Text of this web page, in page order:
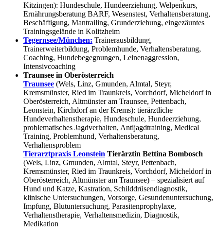
Kitzingen): Hundeschule, Hundeerziehung, Welpenkurs,
Ernährungsberatung BARF, Wesenstest, Verhaltensberatung,
Beschäftigung, Mantrailing, Grunderziehung, eingezäuntes
Trainingsgelände in Kolitzheim
Tegernsee/München: Trainerausbildung,
Trainerweiterbildung, Problemhunde, Verhaltensberatung,
Coaching, Hundebegegnungen, Leinenaggression,
Intensivcoaching
Traunsee in Oberösterreich
Traunsee (Wels, Linz, Gmunden, Almtal, Steyr,
Kremsmünster, Ried im Traunkreis, Vorchdorf, Micheldorf in
Oberösterreich, Altmünster am Traunsee, Pettenbach,
Leonstein, Kirchdorf an der Krems): tierärztliche
Hundeverhaltenstherapie, Hundeschule, Hundeerziehung,
problematisches Jagdverhalten, Antijagdtraining, Medical
Training, Problemhund, Verhaltensberatung,
Verhaltensproblem
Tierarztpraxis Leonstein Tierärztin Bettina Bombosch
(Wels, Linz, Gmunden, Almtal, Steyr, Pettenbach,
Kremsmünster, Ried im Traunkreis, Vorchdorf, Micheldorf in
Oberösterreich, Altmünster am Traunsee) – spezialisiert auf
Hund und Katze, Kastration, Schilddrüsendiagnostik,
klinische Untersuchungen, Vorsorge, Gesundenuntersuchung,
Impfung, Blutuntersuchung, Parasitenprophylaxe,
Verhaltenstherapie, Verhaltensmedizin, Diagnostik,
Medikation